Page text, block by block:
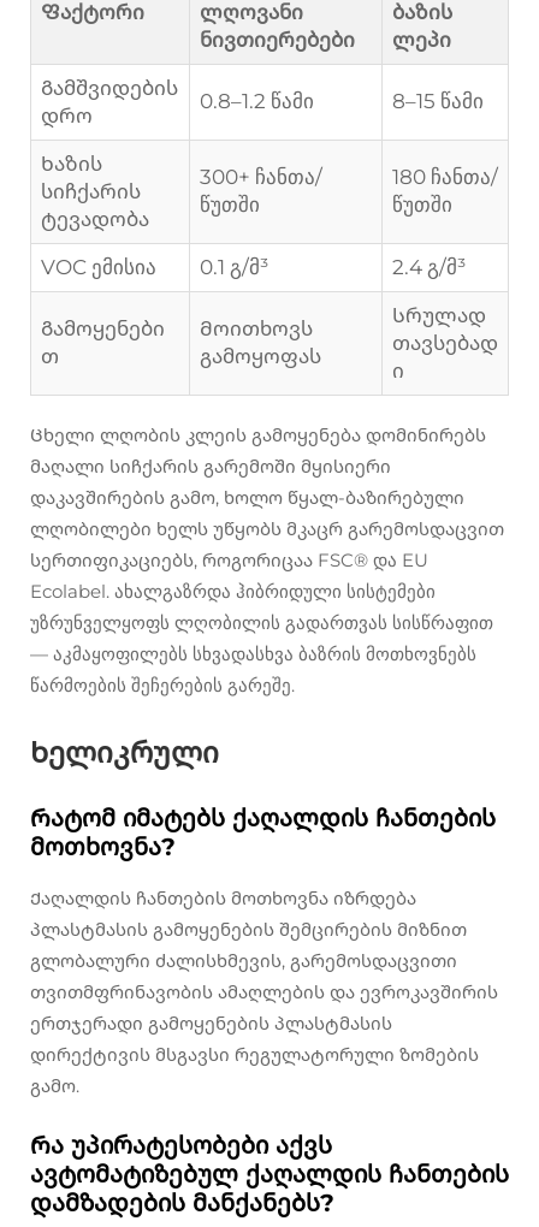
Ფაქტორი
ლღოვანი
ნივთიერებები
ბაზის
ლეპი
Გამშვიდების
დრო
0.8–1.2 წამი 8–15 წამი
Ხაზის
სიჩქარის
ტევადობა
300+ ჩანთა/
წუთში
180 ჩანთა/
წუთში
VOC ემისია 0.1 გ/მ³ 2.4 გ/მ³
Გამოყენები
თ
Მოითხოვს
გამოყოფას
Სრულად
თავსებად
ი
Ცხელი ლღობის კლეის გამოყენება დომინირებს
მაღალი სიჩქარის გარემოში მყისიერი
დაკავშირების გამო, ხოლო წყალ-ბაზირებული
ლღობილები ხელს უწყობს მკაცრ გარემოსდაცვით
სერთიფიკაციებს, როგორიცაა FSC® და EU
Ecolabel. ახალგაზრდა ჰიბრიდული სისტემები
უზრუნველყოფს ლღობილის გადართვას სისწრაფით
— აკმაყოფილებს სხვადასხვა ბაზრის მოთხოვნებს
წარმოების შეჩერების გარეშე.
Ხელიკრული
Რატომ იმატებს ქაღალდის ჩანთების
მოთხოვნა?
Ქაღალდის ჩანთების მოთხოვნა იზრდება
პლასტმასის გამოყენების შემცირების მიზნით
გლობალური ძალისხმევის, გარემოსდაცვითი
თვითმფრინავობის ამაღლების და ევროკავშირის
ერთჯერადი გამოყენების პლასტმასის
დირექტივის მსგავსი რეგულატორული ზომების
გამო.
Რა უპირატესობები აქვს
ავტომატიზებულ ქაღალდის ჩანთების
დამზადების მანქანებს?